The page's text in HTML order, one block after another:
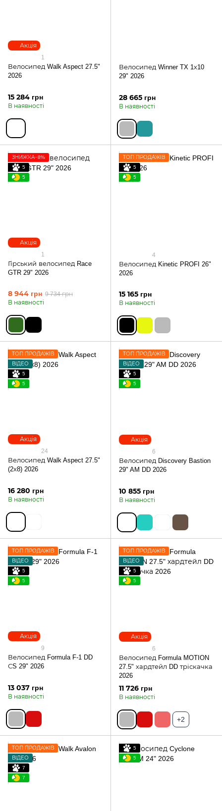
Акція
1
Велосипед Walk Aspect 27.5"
2026
15 284 грн
В наявності
Велосипед Winner TX 1х10
29" 2026
28 665 грн
В наявності
Акція
ЗНИЖКА−8%
5
5
1
Гірський велосипед Race
GTR 29" 2026
8 944 грн 9 734 грн
В наявності
ТОП ПРОДАЖІВ
5
5
4
Велосипед Kinetic PROFI 26"
2026
15 165 грн
В наявності
Акція
ТОП ПРОДАЖІВ
ВІДЕО
5
5
24
Велосипед Walk Aspect 27.5"
(2х8) 2026
16 280 грн
В наявності
Акція
ТОП ПРОДАЖІВ
ВІДЕО
5
5
6
Велосипед Discovery Bastion
29" AM DD 2026
10 855 грн
В наявності
Акція
ТОП ПРОДАЖІВ
ВІДЕО
5
5
9
Велосипед Formula F-1 DD
СS 29" 2026
13 037 грн
В наявності
Акція
ТОП ПРОДАЖІВ
ВІДЕО
5
5
6
Велосипед Formula MOTION
27.5" хардтейл DD тріскачка
2026
11 726 грн
В наявності
+2
ТОП ПРОДАЖІВ
ВІДЕО
7
7
5
5